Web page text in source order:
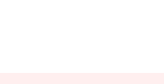
20210916.pdf